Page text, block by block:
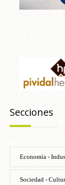
Secciones
Economía -
Sociedad -